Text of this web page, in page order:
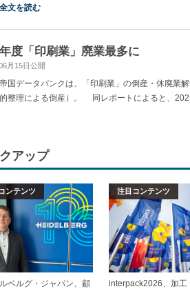
全文を読む
度「印刷業」廃業最多に
月15日公開
帝国データバンクは、「印刷業」の倒産・休廃
的整理による倒産）。 同レポートによると、
アップ
ンテンツ
ベルグ・ジャパン、顧
注目コンテンツ
interpack2026、加工